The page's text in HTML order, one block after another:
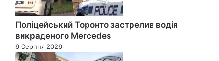
Поліцейський Торонто застрелив водія
викраденого Mercedes
6 Серпня 2026